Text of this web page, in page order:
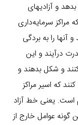
و آزادیهای
مراکز سرمایه‌داری
را به بردگی
درآیند و این
و شکل بدهند و
که اسیر مراکز
است. یعنی خط آزاد
گونه عوامل خارج از